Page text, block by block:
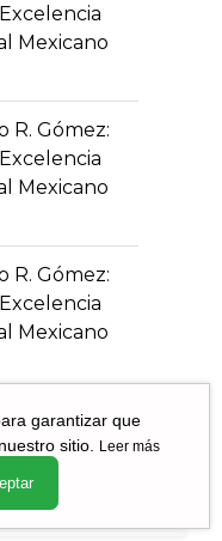
Mexicano
R. Gómez:
Mexicano
R. Gómez:
Mexicano
peor
garantizar que
sitio.
Leer más